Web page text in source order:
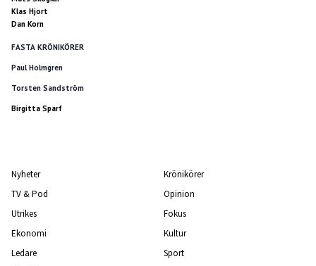
Klas Hjort
Dan Korn
FASTA KRÖNIKÖRER
Paul Holmgren
Torsten Sandström
Birgitta Sparf
Nyheter
TV & Pod
Utrikes
Ekonomi
Ledare
Krönikörer
Opinion
Fokus
Kultur
Sport